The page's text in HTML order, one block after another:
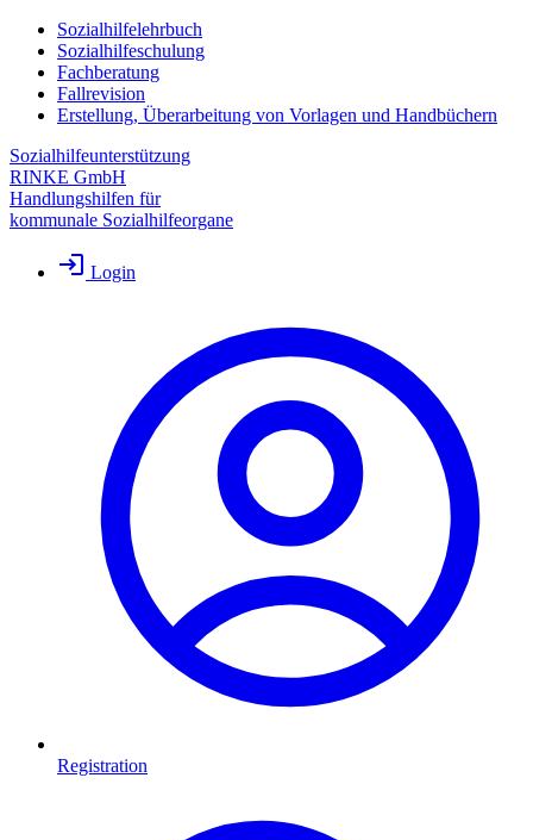
Sozialhilfelehrbuch
Sozialhilfeschulung
Fachberatung
Fallrevision
Erstellung, Überarbeitung von Vorlagen und Handbüchern
Sozialhilfeunterstützung
RINKE GmbH
Handlungshilfen für
kommunale Sozialhilfeorgane
Login
Registration